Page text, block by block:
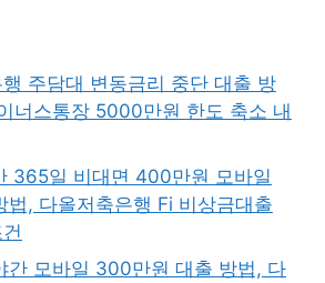
주담대 변동금리 중단 대출 방
너스통장 5000만원 한도 축소 내
365일 비대면 400만원 모바일
법, 다올저축은행 Fi 비상금대출
간 모바일 300만원 대출 방법, 다